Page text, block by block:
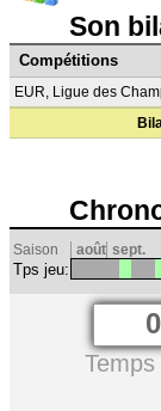
Son
Compétitions
EUR, Ligue des
Saison août sept.
Tps jeu: